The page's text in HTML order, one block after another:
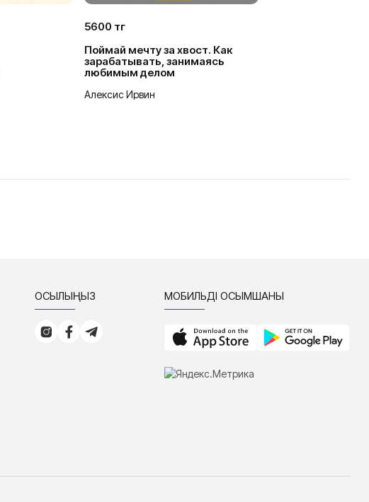
5600 тг
Поймай мечту за хвост. Как
зарабатывать, занимаясь
любимым делом
Алексис Ирвин
ҚОСЫЛЫҢЫЗ МОБИЛЬДІ ҚОСЫМШАНЫ